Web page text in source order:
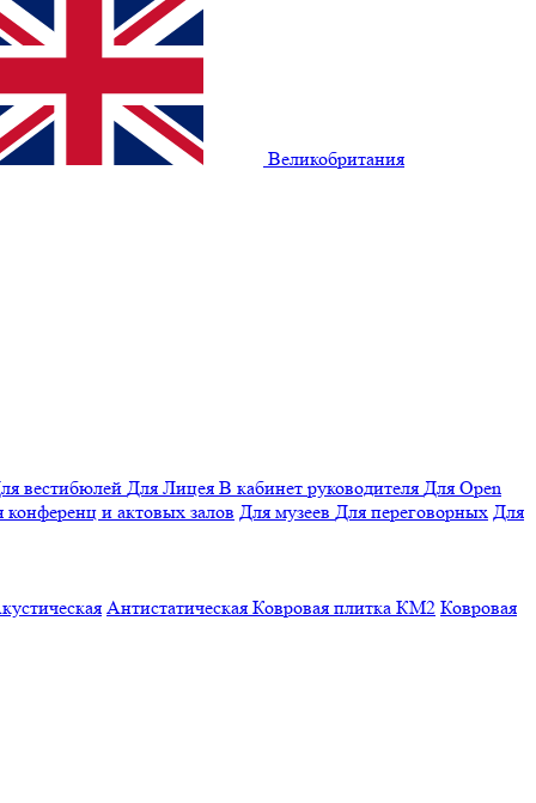
Великобритания
вестибюлей Для Лицея В кабинет руководителя Для Open
конференц и актовых залов Для музеев Для переговорных Для
Антистатическая Ковровая плитка КМ2 Ковровая